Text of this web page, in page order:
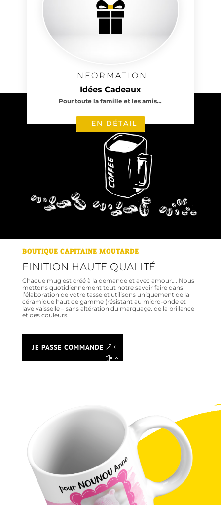
INFORMATION
Idées Cadeaux
Pour toute la famille et les amis…
EN DÉTAIL
BOUTIQUE CAPITAINE MOUTARDE
FINITION HAUTE QUALITÉ
Chaque mug est créé à la demande et avec amour…. Nous
mettons quotidiennement tout notre savoir faire dans
l’élaboration de votre tasse et utilisons uniquement de la
céramique haut de gamme (résistant au micro-onde et
lave vaisselle – sans altération du marquage, de la brillance
et des couleurs.
JE PASSE COMMANDE